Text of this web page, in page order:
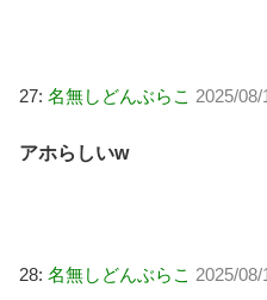
27: 名無しどんぶらこ 2025/
アホらしいw
28: 名無しどんぶらこ 2025/